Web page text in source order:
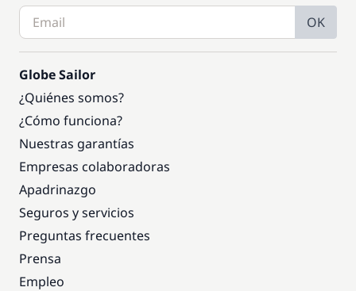
OK
Globe Sailor
¿Quiénes somos?
¿Cómo funciona?
Nuestras garantías
Empresas colaboradoras
Apadrinazgo
Seguros y servicios
Preguntas frecuentes
Prensa
Empleo